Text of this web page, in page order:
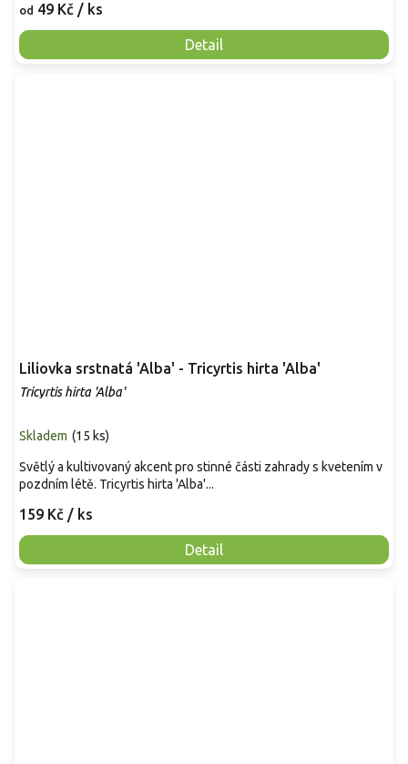
od 49 Kč / ks
Detail
Liliovka srstnatá 'Alba' - Tricyrtis hirta 'Alba'
Tricyrtis hirta 'Alba'
Skladem (15 ks)
159 Kč / ks
Detail
Světlý a kultivovaný akcent pro stinné části zahrady s kvetením v
pozdním létě. Tricyrtis hirta 'Alba'...